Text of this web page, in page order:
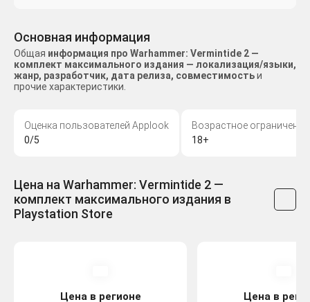
Основная информация
Общая информация про Warhammer: Vermintide 2 —
комплект максимального издания — локализация/языки,
жанр, разработчик, дата релиза, совместимостьи
прочие характеристики.
Оценка пользователей Applook
0/5
Возрастное ограничение
18+
Цена на Warhammer: Vermintide 2 —
комплект максимального издания в
Playstation Store
Цена в регионе
Цена в